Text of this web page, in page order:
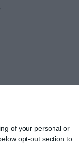
of your personal or
opt-out section to